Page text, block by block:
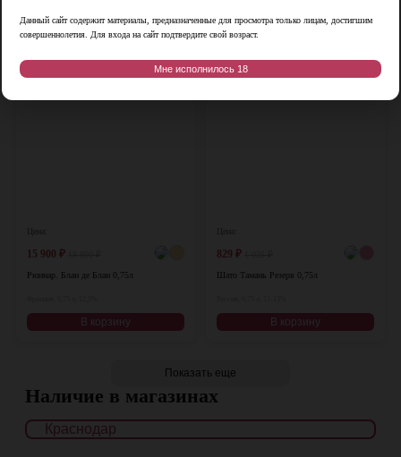
-16%
♡
15 900 ₽
Рюинар. Блан де Блан 0,75л
В корзину
-19%
829 ₽
Шато Тамань Резерв 0,75л
В корзину
Показать еще
Наличие в магазинах
Данный сайт содержит материалы, предназначенные для просмотра только лицам, достигшим
совершеннолетия. Для входа на сайт подтвердите свой возраст.
Мне исполнилось 18